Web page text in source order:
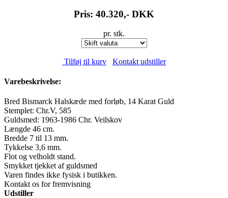
Pris: 40.320,- DKK
pr. stk.
Tilføj til kurv Kontakt udstiller
Varebeskrivelse:
Bred Bismarck Halskæde med forløb, 14 Karat Guld
Stemplet: Chr.V, 585
Guldsmed: 1963-1986 Chr. Veilskov
Længde 46 cm.
Bredde 7 til 13 mm.
Tykkelse 3,6 mm.
Flot og velholdt stand.
Smykket tjekket af guldsmed
Varen findes ikke fysisk i butikken.
Kontakt os for fremvisning
Udstiller